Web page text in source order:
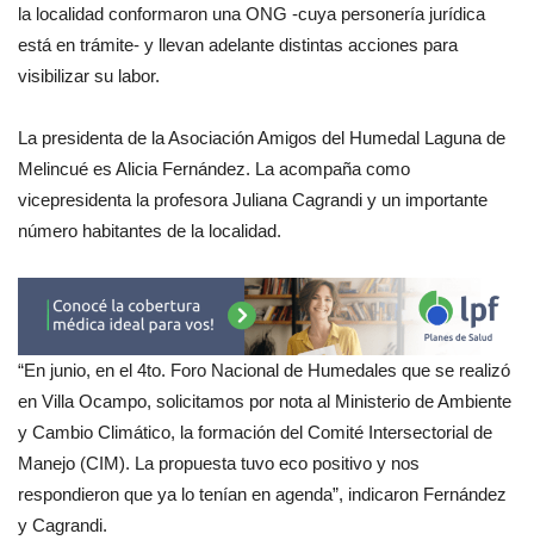
la localidad conformaron una ONG -cuya personería jurídica
está en trámite- y llevan adelante distintas acciones para
visibilizar su labor.
La presidenta de la Asociación Amigos del Humedal Laguna de
Melincué es Alicia Fernández. La acompaña como
vicepresidenta la profesora Juliana Cagrandi y un importante
número habitantes de la localidad.
“En junio, en el 4to. Foro Nacional de Humedales que se realizó
en Villa Ocampo, solicitamos por nota al Ministerio de Ambiente
y Cambio Climático, la formación del Comité Intersectorial de
Manejo (CIM). La propuesta tuvo eco positivo y nos
respondieron que ya lo tenían en agenda”, indicaron Fernández
y Cagrandi.